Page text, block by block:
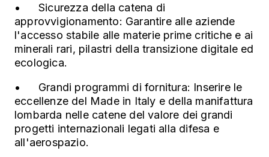
•
Sicurezza della catena di
approvvigionamento: Garantire alle aziende
l'accesso stabile alle materie prime critiche e ai
minerali rari, pilastri della transizione digitale ed
ecologica.
•
Grandi programmi di fornitura: Inserire le
eccellenze del Made in Italy e della manifattura
lombarda nelle catene del valore dei grandi
progetti internazionali legati alla difesa e
all'aerospazio.